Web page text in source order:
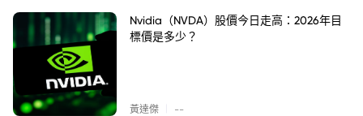
Nvidia（NVDA）股價今日走高：2026年目
標價是多少？
黃達傑 --